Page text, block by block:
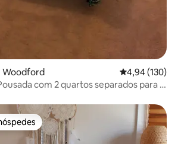
Woodford 4,94 de uma
4,94 (130)
com 2 quartos separados para a
preferidos dos hóspedes